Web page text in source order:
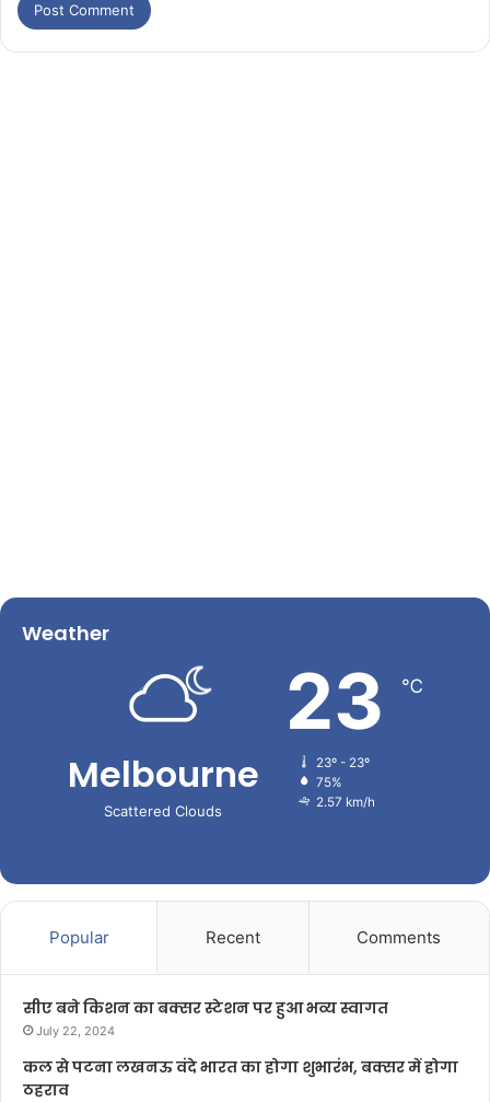
Weather
Melbourne
Scattered Clouds
23 ℃
23º - 23º
75%
2.57 km/h
Popular Recent Comments
सीए बने किशन का बक्सर स्टेशन पर हुआ भव्य स्वागत
July 22, 2024
कल से पटना लखनऊ वंदे भारत का होगा शुभारंभ, बक्सर में होगा
ठहराव